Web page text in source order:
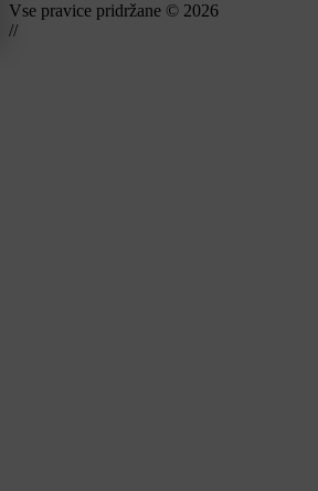
Vse pravice pridržane © 2026
//